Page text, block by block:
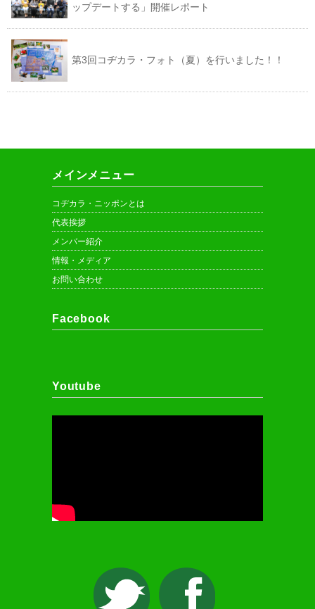
ップデートする」開催レポート
第3回コヂカラ・フォト（夏）を行いました！！
メインメニュー
コヂカラ・ニッポンとは
代表挨拶
メンバー紹介
情報・メディア
お問い合わせ
Facebook
Youtube